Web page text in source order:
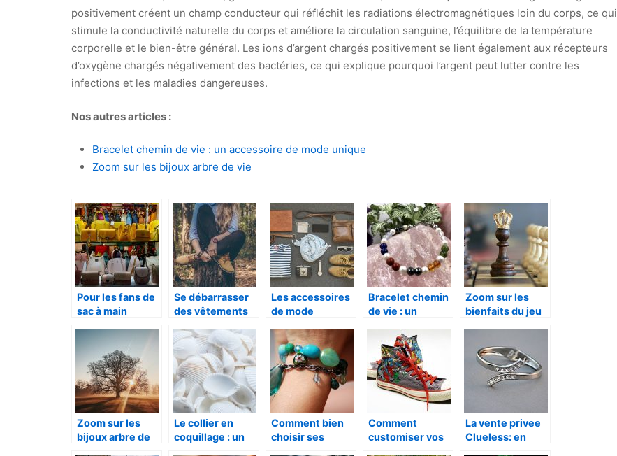
positivement créent un champ conducteur qui réfléchit les radiations électromagnétiques loin du corps, ce qui
stimule la conductivité naturelle du corps et améliore la circulation sanguine, l’équilibre de la température
corporelle et le bien-être général. Les ions d’argent chargés positivement se lient également aux récepteurs
d’oxygène chargés négativement des bactéries, ce qui explique pourquoi l’argent peut lutter contre les
infections et les maladies dangereuses.
Nos autres articles :
Bracelet chemin de vie : un accessoire de mode unique
Zoom sur les bijoux arbre de vie
Pour les fans de
sac à main
Se débarrasser
des vêtements
plus
Les accessoires
de mode
et intemporels
Bracelet chemin
de vie : un
mode unique
Zoom sur les
bienfaits du jeu
Zoom sur les
bijoux arbre de
Le collier en
coquillage : un
Comment bien
choisir ses
Comment
customiser vos
La vente privee
Clueless: en